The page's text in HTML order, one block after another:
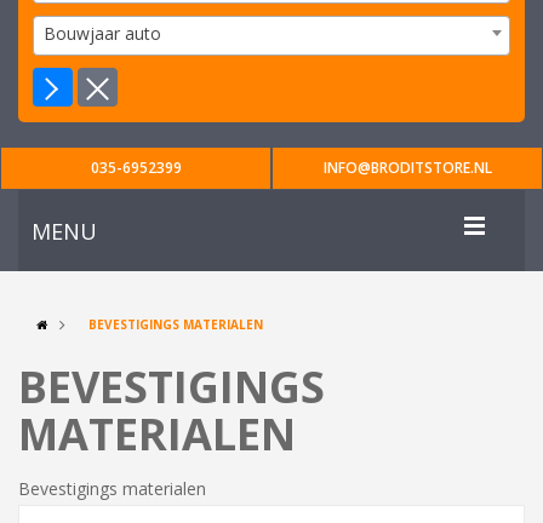
Bouwjaar auto
035-6952399 INFO@BRODITSTORE.NL
MENU
BEVESTIGINGS MATERIALEN
BEVESTIGINGS
MATERIALEN
Bevestigings materialen